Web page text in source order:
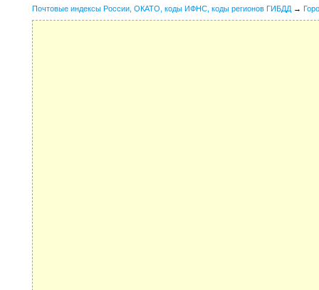
Почтовые индексы России, ОКАТО, коды ИФНС, коды регионов ГИБДД →